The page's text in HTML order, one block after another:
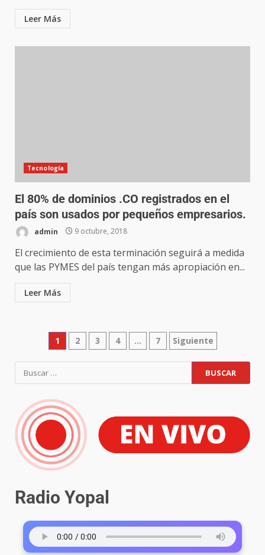
Leer Más
Tecnología
El 80% de dominios .CO registrados en el
país son usados por pequeños empresarios.
admin 9 octubre, 2018
El crecimiento de esta terminación seguirá a medida
que las PYMES del país tengan más apropiación en...
Leer Más
1 2 3 4 … 7 Siguiente
Radio Yopal